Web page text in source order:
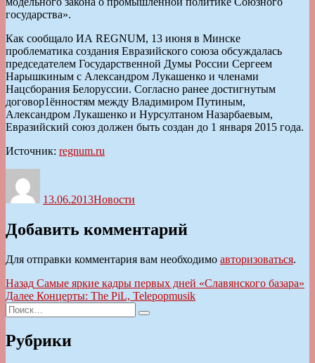
государства».
Как сообщало ИА REGNUM, 13 июня в Минске
проблематика создания Евразийского союза обсуждалась
председателем Государственной Думы России Сергеем
Нарышкиным с Александром Лукашенко и членами
Нацсборания Белоруссии. Согласно ранее достигнутым
договор1ённостям между Владимиром Путиным,
Александром Лукашенко и Нурсултаном Назарбаевым,
Евразийский союз должен быть создан до 1 января 2015 года.
Источник: regnum.ru
13.06.2013Новости
Добавить комментарий
Для отправки комментария вам необходимо авторизоваться.
Навигация
по
записям
Назад Предыдущая
запись:
Самые яркие кадры первых дней «Славянского базара»
Далее Следующая
Концерты: The PiL, Telepopmusik
Искать:
Поиск
Рубрики